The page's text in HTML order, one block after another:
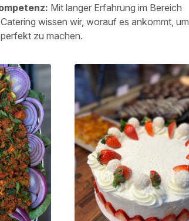
Mit langer Erfahrung im Bereich
wissen wir, worauf es ankommt, um
zu machen.